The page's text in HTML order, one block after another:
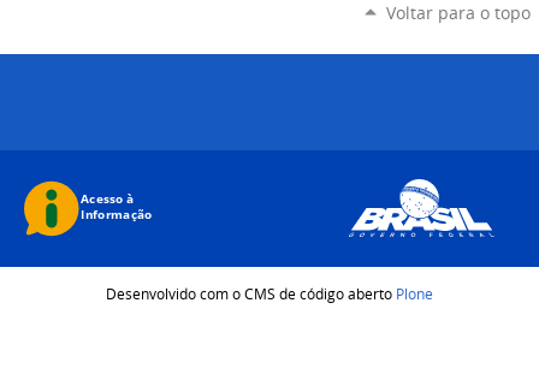
Voltar para o topo
Desenvolvido com o CMS de código aberto Plone